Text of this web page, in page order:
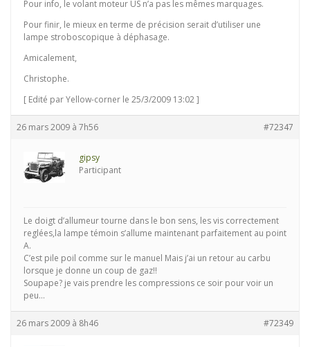
Pour info, le volant moteur US n’a pas les mêmes marquages.
Pour finir, le mieux en terme de précision serait d’utiliser une
lampe stroboscopique à déphasage.
Amicalement,
Christophe.
[ Edité par Yellow-corner le 25/3/2009 13:02 ]
26 mars 2009 à 7h56 #72347
gipsy
Participant
Le doigt d’allumeur tourne dans le bon sens, les vis correctement
reglées,la lampe témoin s’allume maintenant parfaitement au point
A.
C’est pile poil comme sur le manuel Mais j’ai un retour au carbu
lorsque je donne un coup de gaz!!
Soupape? je vais prendre les compressions ce soir pour voir un
peu…
26 mars 2009 à 8h46 #72349